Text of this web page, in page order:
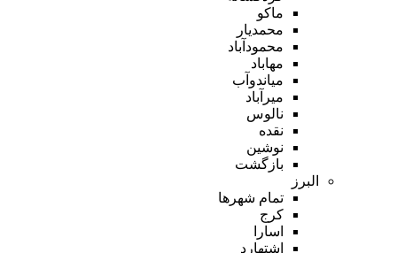
ماکو
محمدیار
محمودآباد
مهاباد
میاندوآب
میرآباد
نالوس
نقده
نوشین
بازگشت
البرز
تمام شهر‌ها
کرج
اسارا
اشتهارد